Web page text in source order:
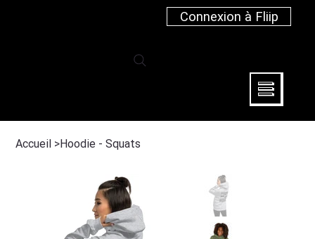
Connexion à Fliip
Accueil >Hoodie - Squats